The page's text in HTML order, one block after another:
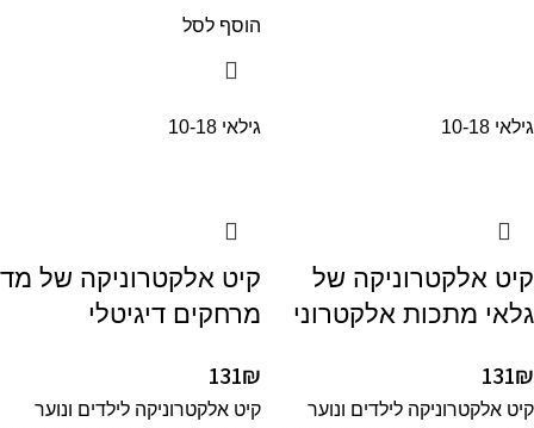
הוסף לסל
גילאי 10-18
קיט אלקטרוניקה של
גלאי מתכות אלקטרוני
131₪
קיט אלקטרוניקה לילדים ונוער
גילאי 10-18
קיט אלקטרוניקה של מד
מרחקים דיגיטלי
131₪
קיט אלקטרוניקה לילדים ונוער